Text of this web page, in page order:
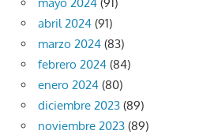
abril 2024 (91)
marzo 2024 (83)
febrero 2024 (84)
enero 2024 (80)
diciembre 2023 (89)
noviembre 2023 (89)